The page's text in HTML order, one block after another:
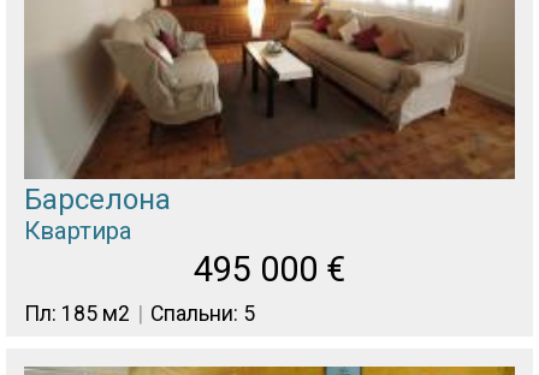
Барселона
Квартира
495 000 €
Пл: 185 м2 Спальни: 5